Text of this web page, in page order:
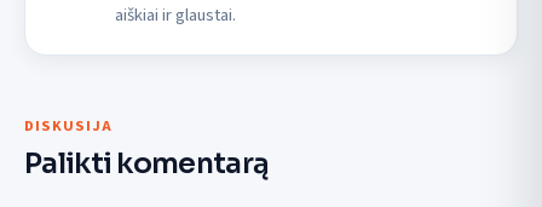
aiškiai ir glaustai.
DISKUSIJA
Palikti komentarą